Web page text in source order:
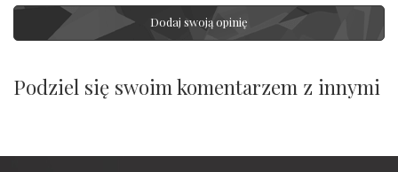
Dodaj swoją opinię
Podziel się swoim komentarzem z innymi